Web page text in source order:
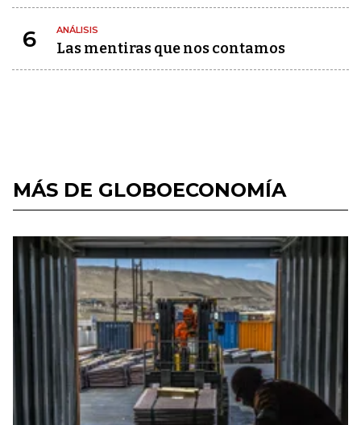
6 ANÁLISIS
Las mentiras que nos contamos
MÁS DE GLOBOECONOMÍA